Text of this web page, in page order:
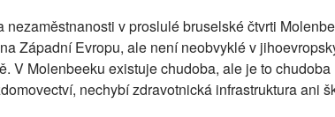
nezaměstnanosti v proslulé bruselské čtvrti
Západní Evropu, ale není neobvyklé v
V Molenbeeku existuje chudoba, ale je to chudoba
nechybí zdravotnická infrastruktura ani